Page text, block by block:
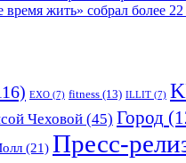
жить» собрал более
EXO (7) fitness (13) ILLIT (7)
Чеховой (45) Город
(21) Пресс-